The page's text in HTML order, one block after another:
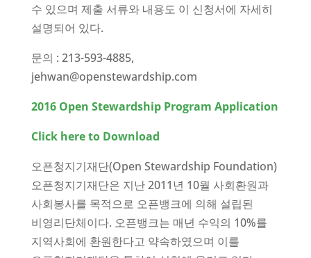
수 있으며 제출 서류와 내용도 이 신청서에 자세히
설명되어 있다.
문의 : 213-593-4885,
jehwan@openstewardship.com
2016 Open Stewardship Program Application
Click here to Download
오픈청지기재단(Open Stewardship Foundation)
오픈청지기재단은 지난 2011년 10월 사회환원과
사회봉사를 목적으로 오픈뱅크에 의해 설립된
비영리단체이다. 오픈뱅크는 매년 수익의 10%를
지역사회에 환원한다고 약속하였으며 이를